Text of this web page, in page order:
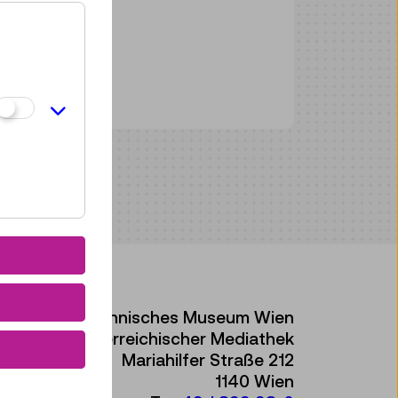
Technisches Museum Wien
mit Österreichischer Mediathek
Mariahilfer Straße 212
1140 Wien